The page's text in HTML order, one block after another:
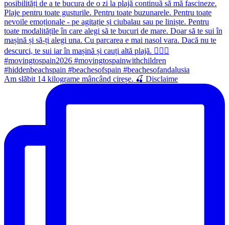
Am slăbit 14 kilograme mâncând cireșe. 🍒 Disclaime